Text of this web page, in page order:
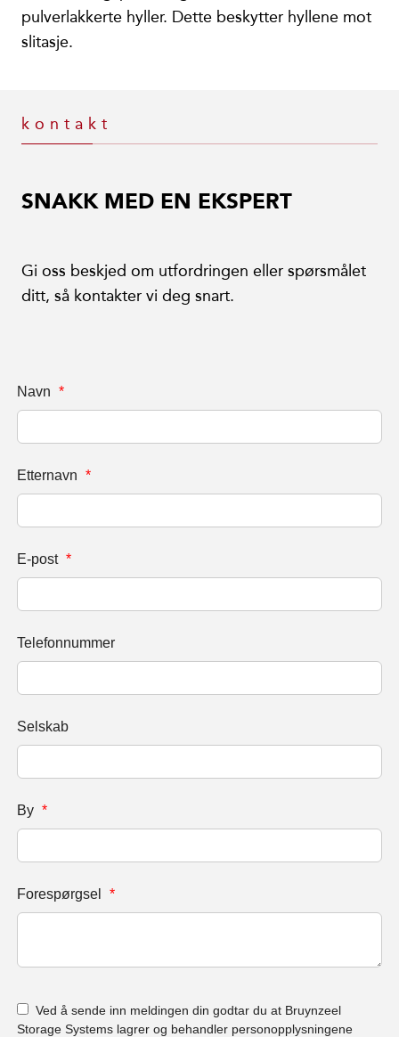
pulverlakkerte hyller. Dette beskytter hyllene mot
slitasje.
kontakt
SNAKK MED EN EKSPERT
Gi oss beskjed om utfordringen eller spørsmålet
ditt, så kontakter vi deg snart.
Navn *
Etternavn *
E-post *
Telefonnummer
Selskab
By *
Forespørgsel *
Ved å sende inn meldingen din godtar du at Bruynzeel
Storage Systems lagrer og behandler personopplysningene